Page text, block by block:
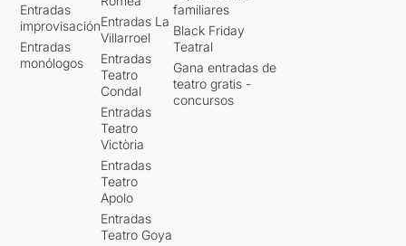
Entradas
improvisación
Entradas
monólogos
Entradas La
Villarroel
Entradas
Teatro
Condal
Entradas
Teatro
Victòria
Entradas
Teatro
Apolo
Entradas
Teatro Goya
familiares
Black Friday
Teatral
Gana entradas de
teatro gratis -
concursos